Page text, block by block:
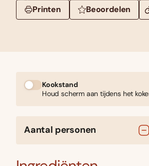
Printen Beoordelen
Kookstand
Houd scherm aan tijdens het
Aantal personen